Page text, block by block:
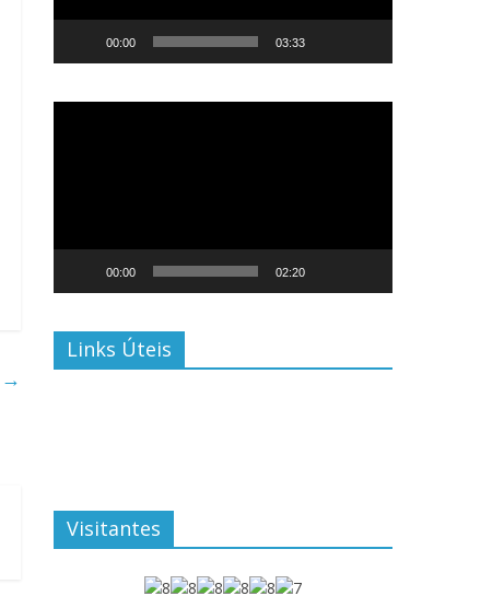
→
00:00 03:33
00:00 02:20
Links Úteis
Visitantes